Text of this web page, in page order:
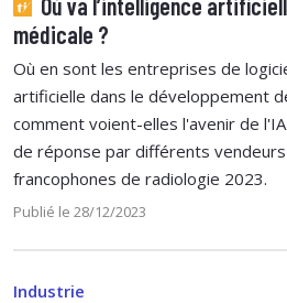
médicale ?
Où en sont les entreprises de
artificielle dans le développement
comment voient-elles l'avenir de
de réponse par différents vendeurs
francophones de radiologie 2023.
Publié le 28/12/2023
Industrie